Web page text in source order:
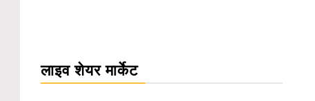
WordPress Carousel Trial Version
लाइव शेयर मार्केट